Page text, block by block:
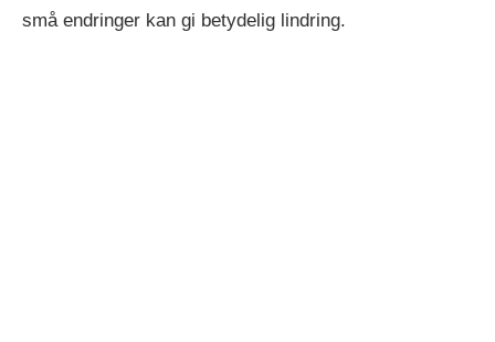
små endringer kan gi betydelig lindring.